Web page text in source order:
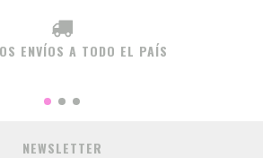
ENVÍOS A TODO EL PAÍS
NEWSLETTER